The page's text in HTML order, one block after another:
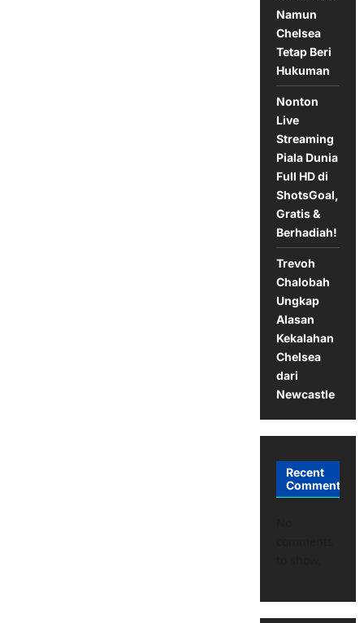
Namun
Chelsea
Tetap Beri
Hukuman
Nonton
Live
Streaming
Piala Dunia
Full HD di
ShotsGoal,
Gratis &
Berhadiah!
Trevoh
Chalobah
Ungkap
Alasan
Kekalahan
Chelsea
dari
Newcastle
Recent
Comments